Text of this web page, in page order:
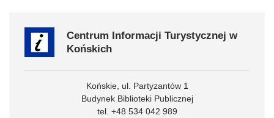
Centrum Informacji Turystycznej w
Końskich
Końskie, ul. Partyzantów 1
Budynek Biblioteki Publicznej
tel. +48 534 042 989